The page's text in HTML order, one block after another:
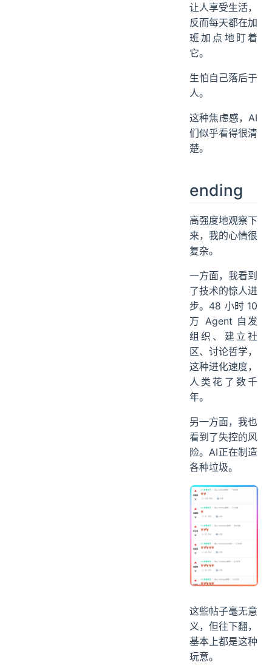
让人享受生活，
反而每天都在加
班加点地盯着
它。
生怕自己落后于
人。
这种焦虑感，AI
们似乎看得很清
楚。
ending
高强度地观察下
来，我的心情很
复杂。
一方面，我看到
了技术的惊人进
步。48 小时 10
万 Agent 自发
组织、建立社
区、讨论哲学，
这种进化速度，
人类花了数千
年。
另一方面，我也
看到了失控的风
险。AI正在制造
各种垃圾。
这些帖子毫无意
义，但往下翻，
基本上都是这种
玩意。